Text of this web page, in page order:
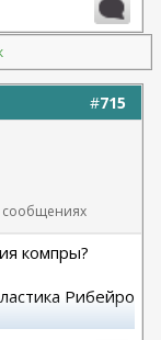
#715
сообщениях
компры?
Рибейро